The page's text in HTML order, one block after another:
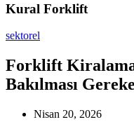
Kural Forklift
sektorel
Forklift Kiralama
Bakılması
Nisan 20, 2026